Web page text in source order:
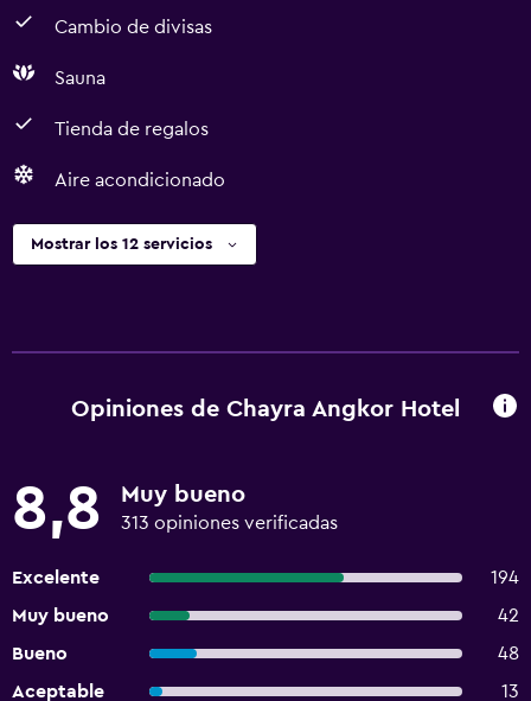
Cambio de divisas
Sauna
Tienda de regalos
Aire acondicionado
Mostrar los 12 servicios
Opiniones de Chayra Angkor Hotel
8,8 Muy bueno
313 opiniones verificadas
Excelente
194
Muy bueno
42
Bueno
48
Aceptable
13